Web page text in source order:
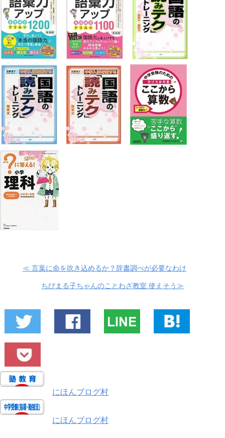
≪ 言葉に命を吹き込めるか？辞書調べが必要なわけ
ちびまる子ちゃんのことわざ教室 使えそう≫
にほんブログ村
にほんブログ村